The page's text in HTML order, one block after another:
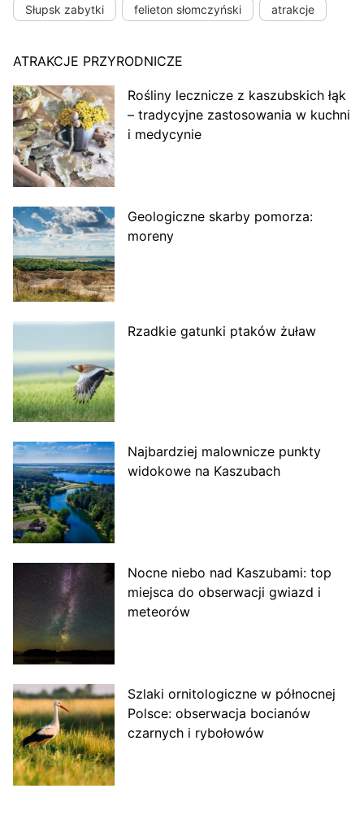
Słupsk zabytki felieton słomczyński atrakcje
ATRAKCJE PRZYRODNICZE
Rośliny lecznicze z kaszubskich łąk
– tradycyjne zastosowania w kuchni
i medycynie
Geologiczne skarby pomorza:
moreny
Rzadkie gatunki ptaków żuław
Najbardziej malownicze punkty
widokowe na Kaszubach
Nocne niebo nad Kaszubami: top
miejsca do obserwacji gwiazd i
meteorów
Szlaki ornitologiczne w północnej
Polsce: obserwacja bocianów
czarnych i rybołowów